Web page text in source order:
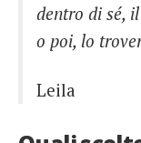
dentro di sé,
o poi, lo
Leila